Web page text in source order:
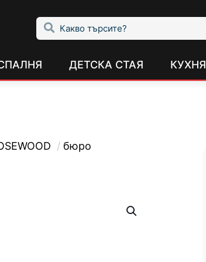
ДЕТСКА СТАЯ КУХНЯ
/ бюро